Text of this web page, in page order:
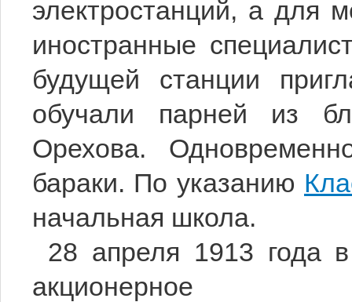
электростанций, а для
иностранные
будущей станции
обучали парней из
Орехова.
бараки. По указанию
начальная школа.
28 апреля 1913 года